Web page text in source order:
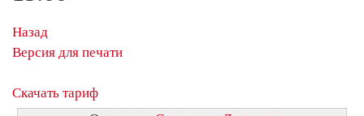
Назад
Версия для печати
Скачать тариф